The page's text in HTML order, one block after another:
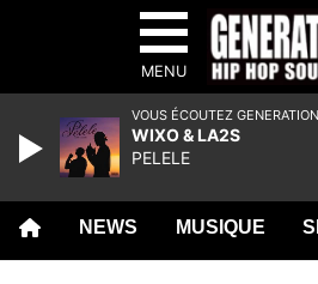
MENU
NEWS MUSIQUE
VOUS ÉCOUTEZ
WIXO & LA2S
PELELE